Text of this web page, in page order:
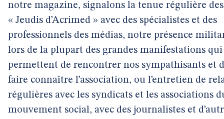
notre magazine, signalons la tenue régulière des
« Jeudis d’Acrimed » avec des spécialistes et des
professionnels des médias, notre présence
lors de la plupart des grandes manifestations
permettent de rencontrer nos sympathisants et
faire connaître l’association, ou l’entretien de
régulières avec les syndicats et les associations
mouvement social, avec des journalistes et